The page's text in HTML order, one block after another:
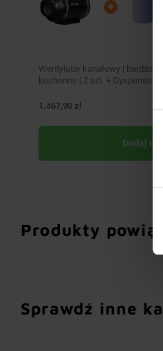
Wentylator kanałowy | bardzo
kuchenne | 2 szt. + Dyspenser
1.467,90 zł
Dodaj do
Produkty
Sprawdź inne